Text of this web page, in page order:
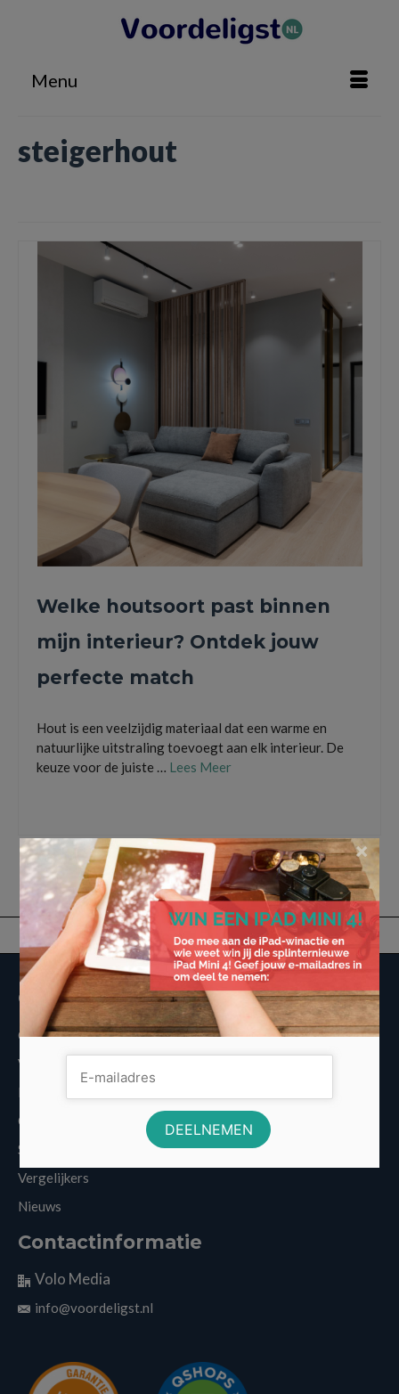
Menu
steigerhout
Welke houtsoort past binnen
mijn interieur? Ontdek jouw
perfecte match
Hout is een veelzijdig materiaal dat een warme en
natuurlijke uitstraling toevoegt aan elk interieur. De
keuze voor de juiste … Lees Meer
Overige informatie
Over Voordeligst.nl
Veelgestelde vragen
Disclaimer
Cookies
Sitemap
Vergelijkers
Nieuws
Contactinformatie
Volo Media
info@voordeligst.nl
×